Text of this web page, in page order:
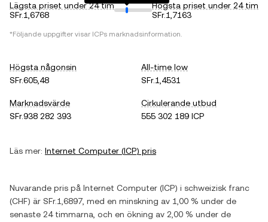
Lägsta priset under 24 tim
SFr.1,6768
Högsta priset under 24 tim
SFr.1,7163
*Följande uppgifter visar ICPs marknadsinformation.
Högsta någonsin
SFr.605,48
All-time low
SFr.1,4531
Marknadsvärde
SFr.938 282 393
Cirkulerande utbud
555 302 189 ICP
Läs mer: Internet Computer (ICP) pris
Nuvarande pris på Internet Computer (ICP) i schweizisk franc
(CHF) är SFr.1,6897 , med en minskning av 1,00 % under de
senaste 24 timmarna, och en ökning av 2,00 % under de